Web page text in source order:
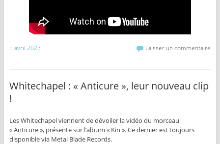
5 avril 2023 Laisser un commentaire
Whitechapel : « Anticure », leur nouveau clip
!
Les Whitechapel viennent de dévoiler la vidéo du morceau
« Anticure », présente sur l’album « Kin ». Ce dernier est toujours
disponible via Metal Blade Records.